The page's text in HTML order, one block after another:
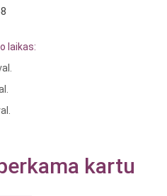
laikas:
kartu